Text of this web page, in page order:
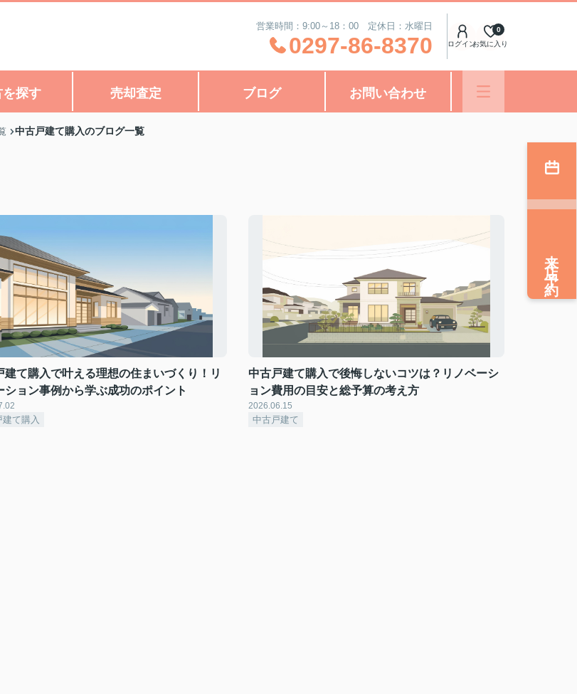
営業時間：9:00～18：00 定休日：水曜日
0297-86-8370 ログインお気に入り
0
を探す 売却査定 ブログ お問い合わせ
中古戸建て購入のブログ一覧
建て購入で叶える理想の住まいづくり！リ
ション事例から学ぶ成功のポイント
建て購入
中古戸建て購入で後悔しないコツは？リノベーシ
ョン費用の目安と総予算の考え方
2026.06.15
中古戸建て
来店予約